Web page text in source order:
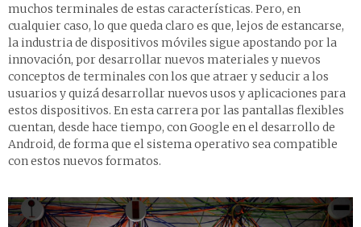
muchos terminales de estas características. Pero, en
cualquier caso, lo que queda claro es que, lejos de estancarse,
la industria de dispositivos móviles sigue apostando por la
innovación, por desarrollar nuevos materiales y nuevos
conceptos de terminales con los que atraer y seducir a los
usuarios y quizá desarrollar nuevos usos y aplicaciones para
estos dispositivos. En esta carrera por las pantallas flexibles
cuentan, desde hace tiempo, con Google en el desarrollo de
Android, de forma que el sistema operativo sea compatible
con estos nuevos formatos.